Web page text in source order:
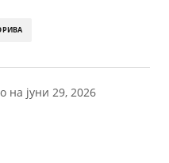
на јуни 29, 2026